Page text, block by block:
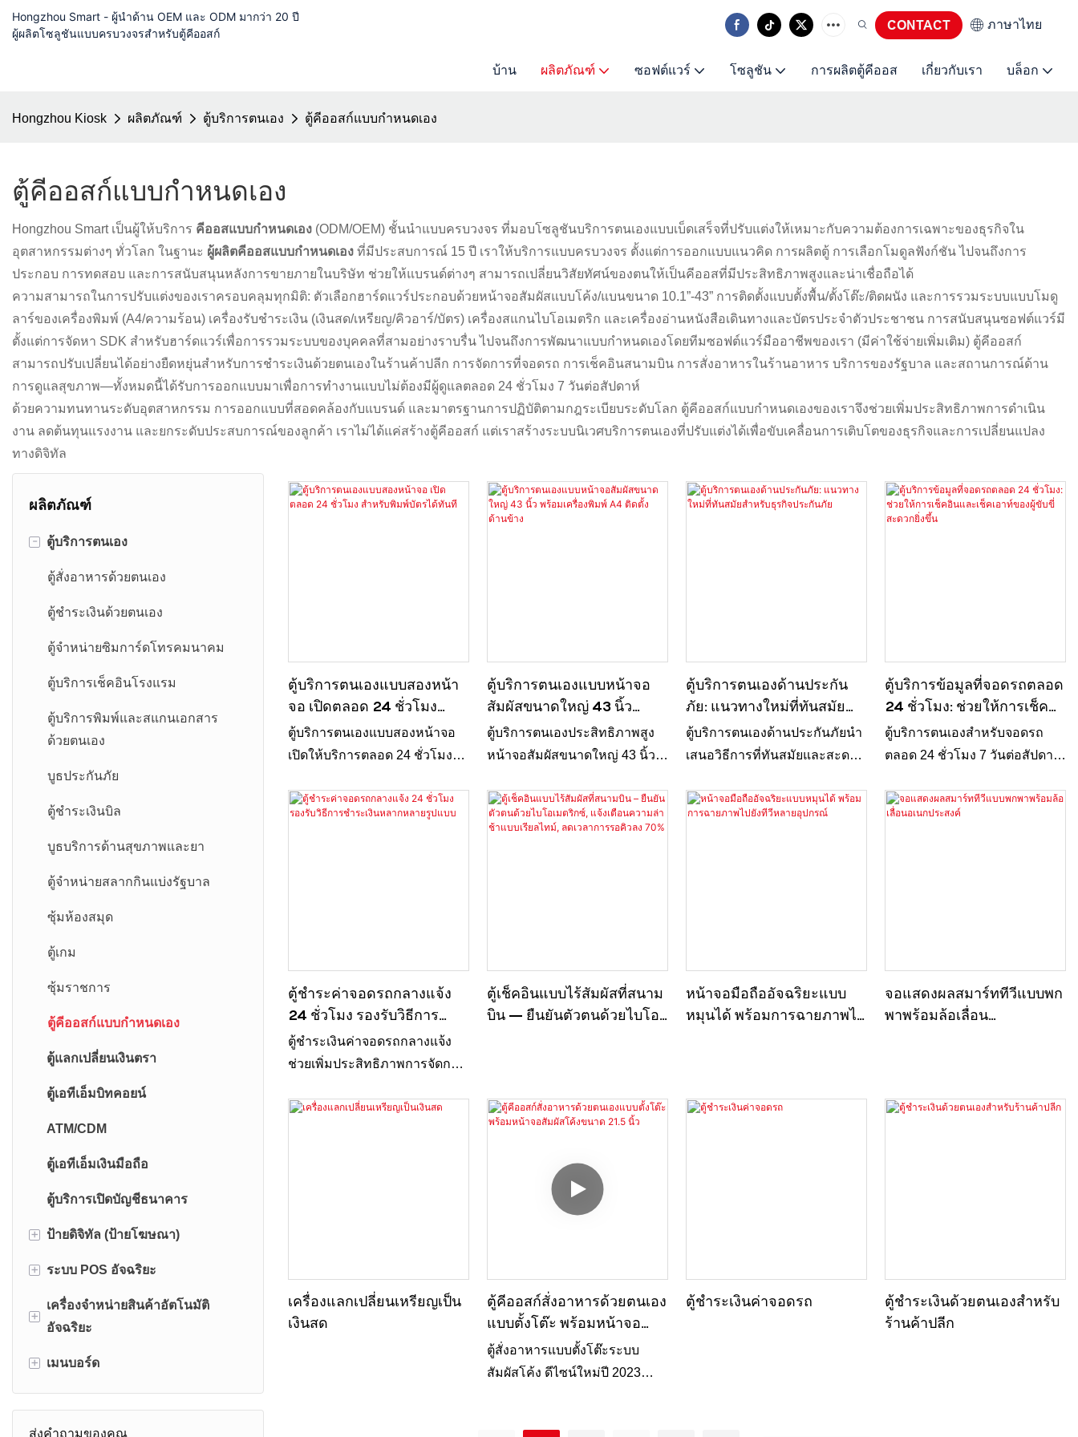
Hongzhou Smart - ผู้นำด้าน OEM และ ODM มากว่า 20 ปี
ผู้ผลิตโซลูชันแบบครบวงจรสำหรับตู้คีออสก์
CONTACT ภาษาไทย
บ้าน ผลิตภัณฑ์ ซอฟต์แวร์ โซลูชัน การผลิตตู้คีออส เกี่ยวกับเรา บล็อก
Hongzhou Kiosk ผลิตภัณฑ์ ตู้บริการตนเอง ตู้คีออสก์แบบกำหนดเอง
ตู้คีออสก์แบบกำหนดเอง
Hongzhou Smart เป็นผู้ให้บริการ คีออสแบบกำหนดเอง (ODM/OEM) ชั้นนำแบบครบวงจร ที่มอบโซลูชันบริการตนเองแบบเบ็ดเสร็จที่ปรับแต่งให้เหมาะกับความต้องการเฉพาะของธุรกิจใน
อุตสาหกรรมต่างๆ ทั่วโลก ในฐานะ ผู้ผลิตคีออสแบบกำหนดเอง ที่มีประสบการณ์ 15 ปี เราให้บริการแบบครบวงจร ตั้งแต่การออกแบบแนวคิด การผลิตตู้ การเลือกโมดูลฟังก์ชัน ไปจนถึงการ
ประกอบ การทดสอบ และการสนับสนุนหลังการขายภายในบริษัท ช่วยให้แบรนด์ต่างๆ สามารถเปลี่ยนวิสัยทัศน์ของตนให้เป็นคีออสที่มีประสิทธิภาพสูงและน่าเชื่อถือได้
ความสามารถในการปรับแต่งของเราครอบคลุมทุกมิติ: ตัวเลือกฮาร์ดแวร์ประกอบด้วยหน้าจอสัมผัสแบบโค้ง/แบนขนาด 10.1”-43” การติดตั้งแบบตั้งพื้น/ตั้งโต๊ะ/ติดผนัง และการรวมระบบแบบโมดู
ลาร์ของเครื่องพิมพ์ (A4/ความร้อน) เครื่องรับชำระเงิน (เงินสด/เหรียญ/คิวอาร์/บัตร) เครื่องสแกนไบโอเมตริก และเครื่องอ่านหนังสือเดินทางและบัตรประจำตัวประชาชน การสนับสนุนซอฟต์แวร์มี
ตั้งแต่การจัดหา SDK สำหรับฮาร์ดแวร์เพื่อการรวมระบบของบุคคลที่สามอย่างราบรื่น ไปจนถึงการพัฒนาแบบกำหนดเองโดยทีมซอฟต์แวร์มืออาชีพของเรา (มีค่าใช้จ่ายเพิ่มเติม) ตู้คีออสก์
สามารถปรับเปลี่ยนได้อย่างยืดหยุ่นสำหรับการชำระเงินด้วยตนเองในร้านค้าปลีก การจัดการที่จอดรถ การเช็คอินสนามบิน การสั่งอาหารในร้านอาหาร บริการของรัฐบาล และสถานการณ์ด้าน
การดูแลสุขภาพ—ทั้งหมดนี้ได้รับการออกแบบมาเพื่อการทำงานแบบไม่ต้องมีผู้ดูแลตลอด 24 ชั่วโมง 7 วันต่อสัปดาห์
ด้วยความทนทานระดับอุตสาหกรรม การออกแบบที่สอดคล้องกับแบรนด์ และมาตรฐานการปฏิบัติตามกฎระเบียบระดับโลก ตู้คีออสก์แบบกำหนดเองของเราจึงช่วยเพิ่มประสิทธิภาพการดำเนิน
งาน ลดต้นทุนแรงงาน และยกระดับประสบการณ์ของลูกค้า เราไม่ได้แค่สร้างตู้คีออสก์ แต่เราสร้างระบบนิเวศบริการตนเองที่ปรับแต่งได้เพื่อขับเคลื่อนการเติบโตของธุรกิจและการเปลี่ยนแปลง
ทางดิจิทัล
ผลิตภัณฑ์
- ตู้บริการตนเอง
ตู้สั่งอาหารด้วยตนเอง
ตู้ชำระเงินด้วยตนเอง
ตู้จำหน่ายซิมการ์ดโทรคมนาคม
ตู้บริการเช็คอินโรงแรม
ตู้บริการพิมพ์และสแกนเอกสาร
ด้วยตนเอง
บูธประกันภัย
ตู้ชำระเงินบิล
บูธบริการด้านสุขภาพและยา
ตู้จำหน่ายสลากกินแบ่งรัฐบาล
ซุ้มห้องสมุด
ตู้เกม
ซุ้มราชการ
ตู้คีออสก์แบบกำหนดเอง
ตู้แลกเปลี่ยนเงินตรา
ตู้เอทีเอ็มบิทคอยน์
ATM/CDM
ตู้เอทีเอ็มเงินมือถือ
ตู้บริการเปิดบัญชีธนาคาร
+ ป้ายดิจิทัล (ป้ายโฆษณา)
ป้ายดิจิทัลกลางแจ้ง
ป้ายดิจิทัลภายในอาคาร
+ ระบบ POS อัจฉริยะ
เครื่อง POS แบบพกพา
+
เครื่องจำหน่ายสินค้าอัตโนมัติ
อัจฉริยะ
เครื่องขายพิซซ่าอัตโนมัติ
เครื่องจำหน่ายบุหรี่ไฟฟ้า/บุหรี่
+ เมนบอร์ด
เมนบอร์ดแอนดรอยด์
เมนบอร์ดอุตสาหกรรม X86
ส่งคำถามของคุณ
ตู้บริการตนเองแบบสองหน้า
จอ เปิดตลอด 24 ชั่วโมง
สำหรับพิมพ์บัตรได้ทันที
ตู้บริการตนเองแบบสองหน้าจอ
เปิดให้บริการตลอด 24 ชั่วโมง
และกุญแจเป็นไปอย่างสะดวก
สบายตลอด 24 ชั่วโมง พร้อมทั้ง
ตู้บริการตนเองแบบหน้าจอ
สัมผัสขนาดใหญ่ 43 นิ้ว
พร้อมเครื่องพิมพ์ A4 ติดตั้ง
ด้านข้าง
ตู้บริการตนเองประสิทธิภาพสูง
หน้าจอสัมผัสขนาดใหญ่ 43 นิ้ว
ออกแบบมาเพื่อการใช้งาน
บริการตนเองอย่างราบรื่นใน
พร้อมหน้าจอสัมผัสขนาดใหญ่
คมชัดเป็นพิเศษและเครื่องพิมพ์
A4 ด้านข้างที่เสถียร เพื่อตอบ
24 ชั่วโมง 7 วันต่อสัปดาห์ ยินดี
สำหรับความต้องการที่กำหนด
ตู้บริการตนเองด้านประกัน
ภัย: แนวทางใหม่ที่ทันสมัย
สำหรับธุรกิจประกันภัย
ตู้บริการตนเองด้านประกันภัยนำ
เสนอวิธีการที่ทันสมัยและสะดวก
บริการประกันภัยได้ด้วยตนเอง
ช่วยลดขั้นตอนต่างๆ เช่น การ
งานสำหรับผู้ให้บริการประกันภัย
ตู้บริการข้อมูลที่จอดรถตลอด
24 ชั่วโมง: ช่วยให้การเช็ค
อินและเช็คเอาท์ของผู้ขับขี่
สะดวกยิ่งขึ้น
ตู้บริการตนเองสำหรับจอดรถ
ตลอด 24 ชั่วโมง 7 วันต่อสัปดาห์
ประสิทธิภาพสำหรับการเช็คอิน
ตู้ชำระค่าจอดรถกลางแจ้ง
24 ชั่วโมง รองรับวิธีการ
ชำระเงินหลากหลายรูปแบบ
ตู้ชำระเงินค่าจอดรถกลางแจ้ง
ช่วยเพิ่มประสิทธิภาพการจัดการ
โซลูชันแบบบริการตนเองที่
ตู้เช็คอินแบบไร้สัมผัสที่สนาม
บิน – ยืนยันตัวตนด้วยไบโอ
หน้าจอมือถืออัจฉริยะแบบ
หมุนได้ พร้อมการฉายภาพไป
จอแสดงผลสมาร์ททีวีแบบพก
พาพร้อมล้อเลื่อน
เครื่องแลกเปลี่ยนเหรียญเป็น
เงินสด
ตู้คีออสก์สั่งอาหารด้วยตนเอง
แบบตั้งโต๊ะ พร้อมหน้าจอ
สัมผัสโค้งขนาด 21.5 นิ้ว
ตู้สั่งอาหารแบบตั้งโต๊ะระบบ
สัมผัสโค้ง ดีไซน์ใหม่ปี 2023
ตู้ชำระเงินค่าจอดรถ
ตู้ชำระเงินด้วยตนเองสำหรับ
ร้านค้าปลีก